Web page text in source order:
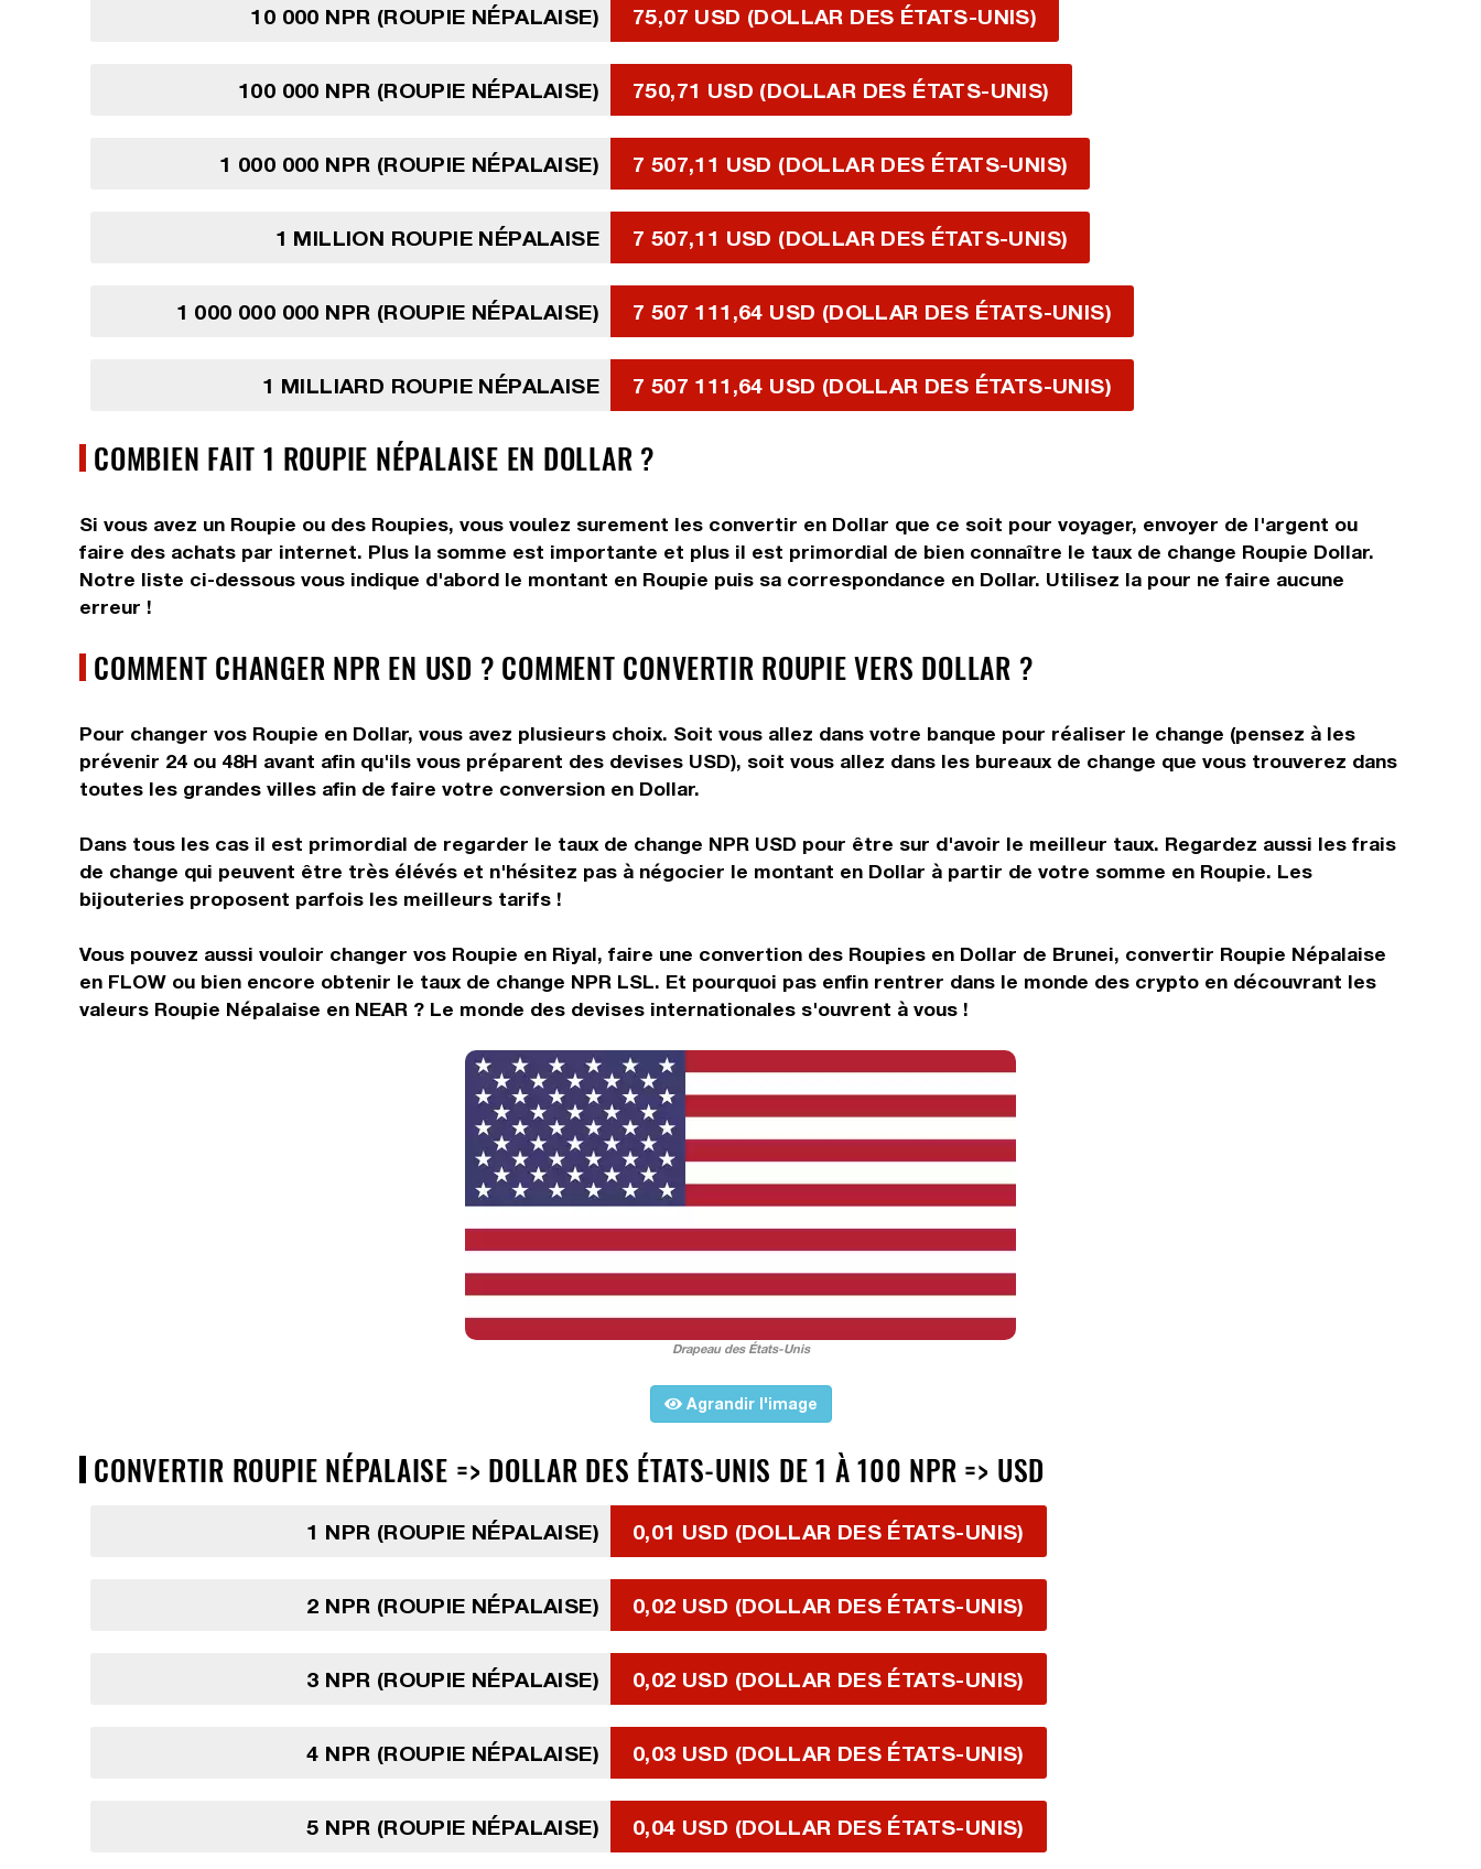
10 000 NPR (ROUPIE NÉPALAISE) 75,07 USD (DOLLAR DES ÉTATS-UNIS)
100 000 NPR (ROUPIE NÉPALAISE) 750,71 USD (DOLLAR DES ÉTATS-UNIS)
1 000 000 NPR (ROUPIE NÉPALAISE) 7 507,11 USD (DOLLAR DES ÉTATS-UNIS)
1 MILLION ROUPIE NÉPALAISE 7 507,11 USD (DOLLAR DES ÉTATS-UNIS)
1 000 000 000 NPR (ROUPIE NÉPALAISE) 7 507 111,64 USD (DOLLAR DES ÉTATS-UNIS)
1 MILLIARD ROUPIE NÉPALAISE 7 507 111,64 USD (DOLLAR DES ÉTATS-UNIS)
COMBIEN FAIT 1 ROUPIE NÉPALAISE EN DOLLAR ?
Si vous avez un Roupie ou des Roupies, vous voulez surement les convertir en Dollar que ce soit pour voyager, envoyer de l'argent ou
faire des achats par internet. Plus la somme est importante et plus il est primordial de bien connaître le taux de change Roupie Dollar.
Notre liste ci-dessous vous indique d'abord le montant en Roupie puis sa correspondance en Dollar. Utilisez la pour ne faire aucune
erreur !
COMMENT CHANGER NPR EN USD ? COMMENT CONVERTIR ROUPIE VERS DOLLAR ?
Pour changer vos Roupie en Dollar, vous avez plusieurs choix. Soit vous allez dans votre banque pour réaliser le change (pensez à les
prévenir 24 ou 48H avant afin qu'ils vous préparent des devises USD), soit vous allez dans les bureaux de change que vous trouverez dans
toutes les grandes villes afin de faire votre conversion en Dollar.
Dans tous les cas il est primordial de regarder le taux de change NPR USD pour être sur d'avoir le meilleur taux. Regardez aussi les frais
de change qui peuvent être très élévés et n'hésitez pas à négocier le montant en Dollar à partir de votre somme en Roupie. Les
bijouteries proposent parfois les meilleurs tarifs !
Vous pouvez aussi vouloir changer vos Roupie en Riyal, faire une convertion des Roupies en Dollar de Brunei, convertir Roupie Népalaise
en FLOW ou bien encore obtenir le taux de change NPR LSL. Et pourquoi pas enfin rentrer dans le monde des crypto en découvrant les
valeurs Roupie Népalaise en NEAR ? Le monde des devises internationales s'ouvrent à vous !
Drapeau des États-Unis
Agrandir l'image
CONVERTIR ROUPIE NÉPALAISE => DOLLAR DES ÉTATS-UNIS DE 1 À 100 NPR => USD
1 NPR (ROUPIE NÉPALAISE) 0,01 USD (DOLLAR DES ÉTATS-UNIS)
2 NPR (ROUPIE NÉPALAISE) 0,02 USD (DOLLAR DES ÉTATS-UNIS)
3 NPR (ROUPIE NÉPALAISE) 0,02 USD (DOLLAR DES ÉTATS-UNIS)
4 NPR (ROUPIE NÉPALAISE) 0,03 USD (DOLLAR DES ÉTATS-UNIS)
5 NPR (ROUPIE NÉPALAISE) 0,04 USD (DOLLAR DES ÉTATS-UNIS)